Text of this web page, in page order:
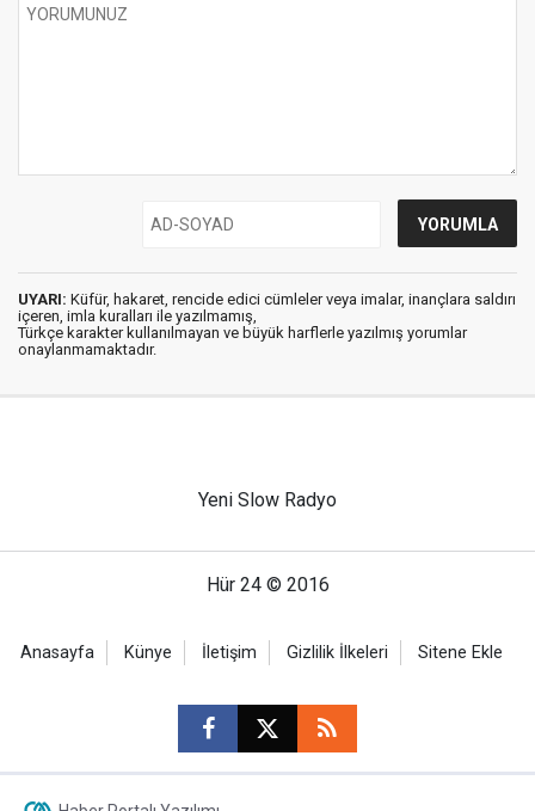
UYARI: Küfür, hakaret, rencide edici cümleler veya imalar, inançlara saldırı
içeren, imla kuralları ile yazılmamış,
Türkçe karakter kullanılmayan ve büyük harflerle yazılmış yorumlar
onaylanmamaktadır.
Yeni Slow Radyo
Hür 24 © 2016
Anasayfa Künye İletişim Gizlilik İlkeleri Sitene Ekle